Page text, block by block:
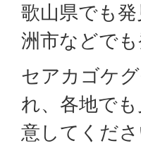
歌山県でも
洲市などでも
セアカゴケ
れ、各地で
意してくださ